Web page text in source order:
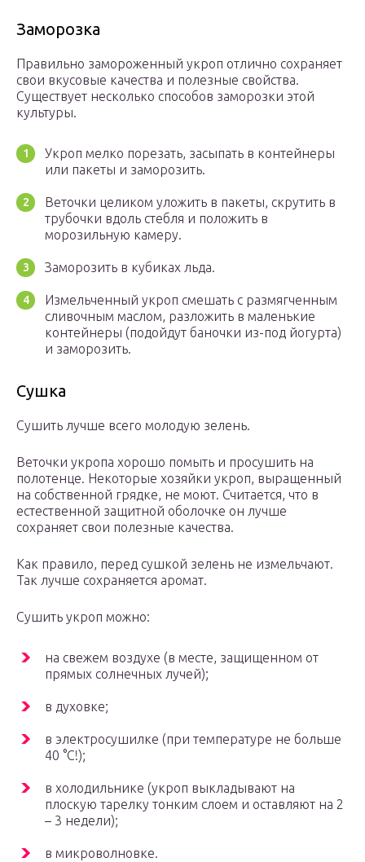
Заморозка
Правильно замороженный укроп отлично сохраняет
свои вкусовые качества и полезные свойства.
Существует несколько способов заморозки этой
культуры.
Укроп мелко порезать, засыпать в контейнеры
или пакеты и заморозить.
Веточки целиком уложить в пакеты, скрутить в
трубочки вдоль стебля и положить в
морозильную камеру.
Заморозить в кубиках льда.
Измельченный укроп смешать с размягченным
сливочным маслом, разложить в маленькие
контейнеры (подойдут баночки из-под йогурта)
и заморозить.
Сушка
Сушить лучше всего молодую зелень.
Веточки укропа хорошо помыть и просушить на
полотенце. Некоторые хозяйки укроп, выращенный
на собственной грядке, не моют. Считается, что в
естественной защитной оболочке он лучше
сохраняет свои полезные качества.
Как правило, перед сушкой зелень не измельчают.
Так лучше сохраняется аромат.
Сушить укроп можно:
на свежем воздухе (в месте, защищенном от
прямых солнечных лучей);
в духовке;
в электросушилке (при температуре не больше
40 °C!);
в холодильнике (укроп выкладывают на
плоскую тарелку тонким слоем и оставляют на 2
– 3 недели);
в микроволновке.